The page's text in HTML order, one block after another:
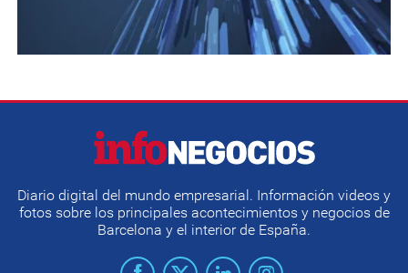
Diario digital del mundo empresarial. Información videos y
fotos sobre los principales acontecimientos y negocios de
Barcelona y el interior de España.